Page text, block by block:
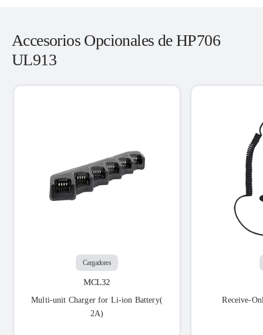
Accesorios Opcionales de HP706
UL913
Cargadores
MCL32
Multi-unit Charger for Li-ion Battery(
2A)
Receive-